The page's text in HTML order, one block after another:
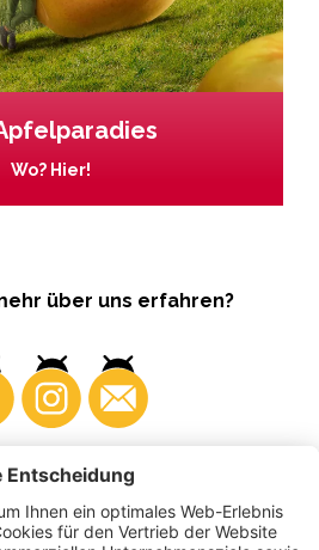
Wo? Hier!
über uns erfahren?
Produzenten